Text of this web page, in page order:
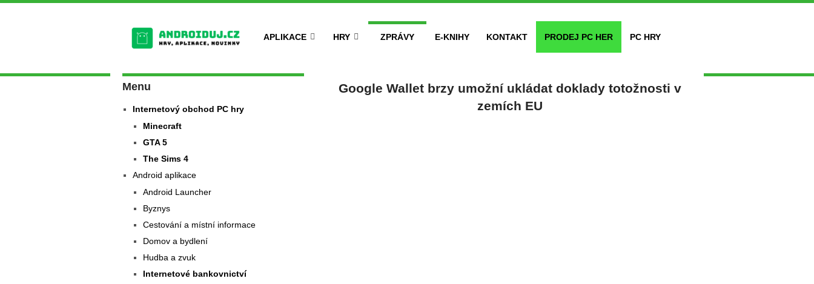
APLIKACE HRY ZPRÁVY E-KNIHY KONTAKT PRODEJ PC HER PC HRY
Google Wallet brzy umožní ukládat doklady totožnosti v
zemích EU
Menu
Internetový obchod PC hry
Minecraft
GTA 5
The Sims 4
Android aplikace
Android Launcher
Byznys
Cestování a místní informace
Domov a bydlení
Hudba a zvuk
Internetové bankovnictví